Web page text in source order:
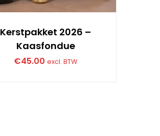
Kerstpakket 2026 –
Kaasfondue
€45.00 excl. BTW